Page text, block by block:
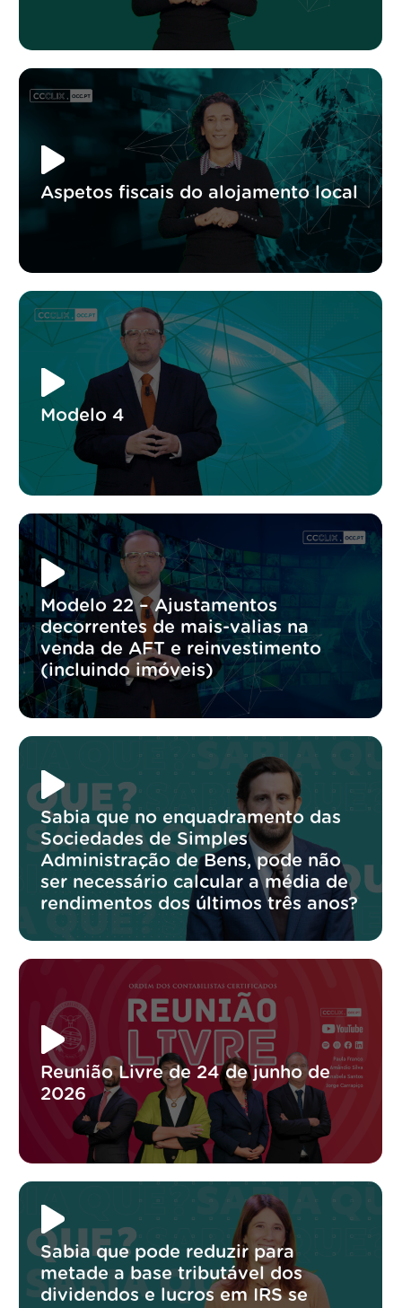
Aspetos fiscais do alojamento local
Modelo 4
Modelo 22 – Ajustamentos
decorrentes de mais-valias na
venda de AFT e reinvestimento
(incluindo imóveis)
Sabia que no enquadramento das
Sociedades de Simples
Administração de Bens, pode não
ser necessário calcular a média de
rendimentos dos últimos três anos?
Reunião Livre de 24 de junho de
2026
Sabia que pode reduzir para
metade a base tributável dos
dividendos e lucros em IRS se